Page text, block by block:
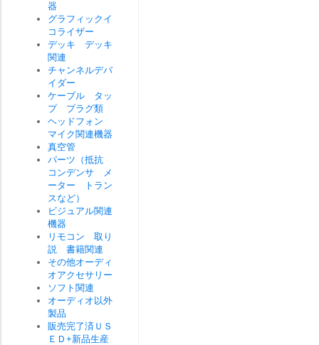
器
グラフィックイ
コライザー
デッキ デッキ
関連
チャンネルデバ
イダー
ケーブル タッ
プ プラグ類
ヘッドフォン
マイク関連機器
真空管
パーツ（抵抗
コンデンサ メ
ーター トラン
スなど）
ビジュアル関連
機器
リモコン 取り
説 書籍関連
その他オーディ
オアクセサリー
ソフト関連
オーディオ以外
製品
販売完了済ＵＳ
ＥＤ+新品生産